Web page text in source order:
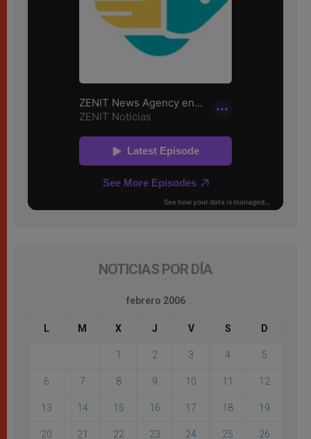
NOTICIAS POR DÍA
febrero 2006
L M X J V S D
1 2 3 4 5
6 7 8 9 10 11 12
13 14 15 16 17 18 19
20 21 22 23 24 25 26